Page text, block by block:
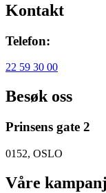
Kontakt
Telefon:
22 59 30 00
Besøk oss
Prinsens gate 2
0152, OSLO
Våre